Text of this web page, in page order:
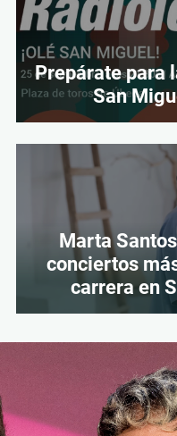
Prepárate para
San
Marta
conciertos
carrera en